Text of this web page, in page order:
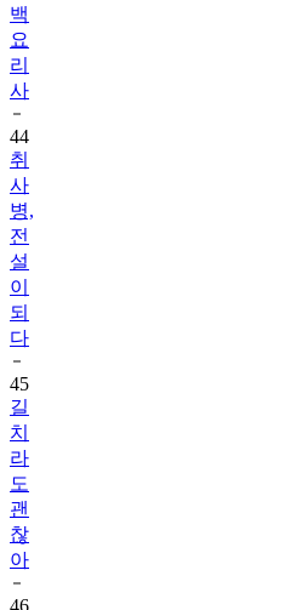
백
요
리
사
44
취
사
병,
전
설
이
되
다
45
길
치
라
도
괜
찮
아
46